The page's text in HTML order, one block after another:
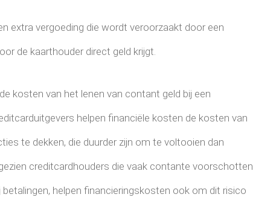
extra vergoeding die wordt veroorzaakt door een
de kaarthouder direct geld krijgt.
kosten van het lenen van contant geld bij een
helpen financiële kosten de kosten van
te dekken, die duurder zijn om te voltooien dan
creditcardhouders die vaak contante voorschotten
betalingen, helpen financieringskosten ook om dit risico